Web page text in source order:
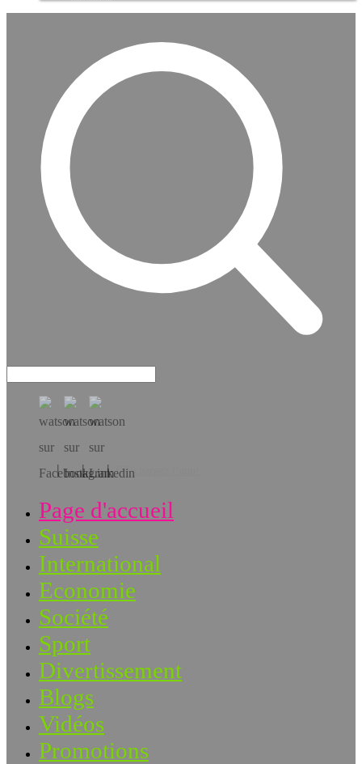
Téléchargez l’app!
Page d'accueil
Suisse
International
Economie
Société
Sport
Divertissement
Blogs
Vidéos
Promotions